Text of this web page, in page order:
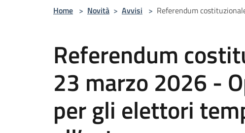
Home > Novità > Avvisi > Referendum
Referendum
23 marzo 2026 -
per gli elettori